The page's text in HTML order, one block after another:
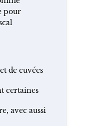
pour
de cuvées
certaines
avec aussi